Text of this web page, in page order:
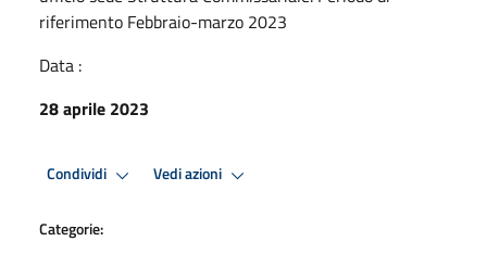
riferimento Febbraio-marzo 2023
Data :
28 aprile 2023
Condividi Vedi azioni
Categorie: